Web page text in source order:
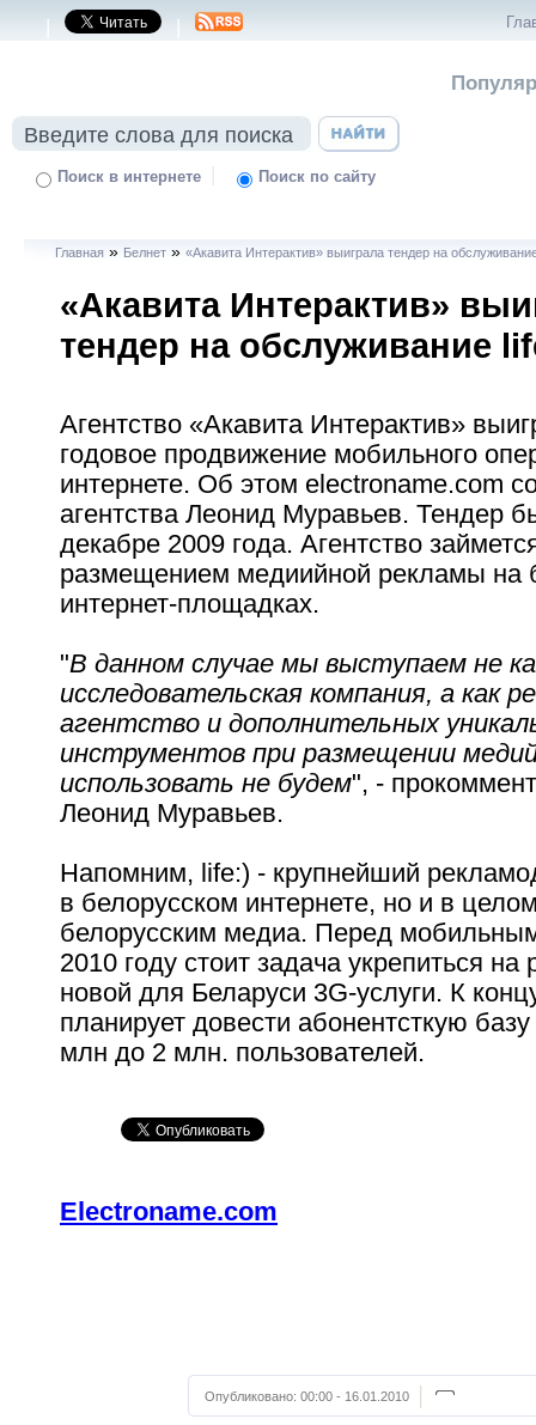
| |
Поиск в интернете | Поиск по сайту
Главная » Белнет »«Акавита Интерактив» выиграла тендер на
«Акавита Интерактив»
тендер на обслуживание
Агентство «Акавита Интерактив»
годовое продвижение мобильного
интернете. Об этом electroname.com
агентства Леонид Муравьев. Тендер
декабре 2009 года. Агентство
размещением медиийной рекламы на
интернет-площадках.
"В данном случае мы выступаем не
исследовательская компания, а как
агентство и дополнительных
инструментов при размещении
использовать не будем", -
Леонид Муравьев.
Напомним, life:) - крупнейший
в белорусском интернете, но и в
белорусским медиа. Перед
2010 году стоит задача укрепиться на
новой для Беларуси 3G-услуги. К
планирует довести абонентсткую
млн до 2 млн. пользователей.
Electroname.com
Опубликовано: 00:00 - 16.01.2010